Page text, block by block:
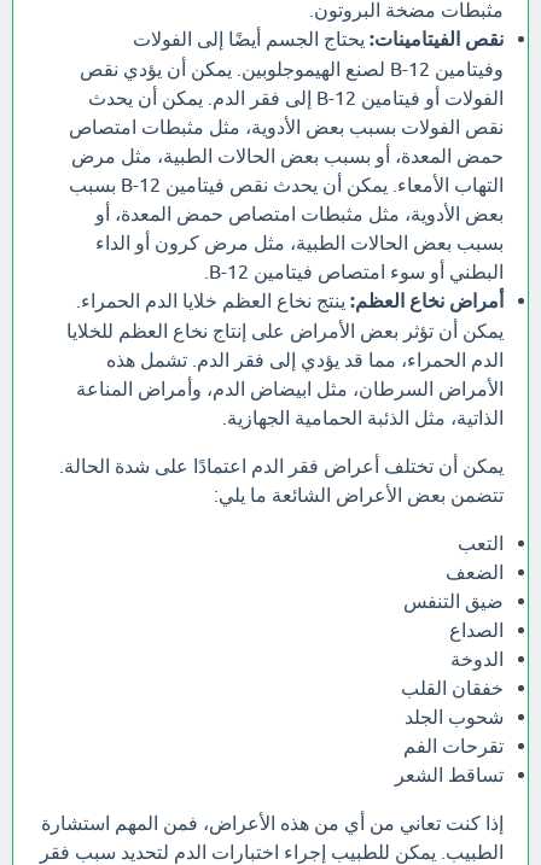
مثبطات مضخة البروتون.
نقص الفيتامينات: يحتاج الجسم أيضًا إلى الفولات
وفيتامين B-12 لصنع الهيموجلوبين. يمكن أن يؤدي نقص
الفولات أو فيتامين B-12 إلى فقر الدم. يمكن أن يحدث
نقص الفولات بسبب بعض الأدوية، مثل مثبطات امتصاص
حمض المعدة، أو بسبب بعض الحالات الطبية، مثل مرض
التهاب الأمعاء. يمكن أن يحدث نقص فيتامين B-12 بسبب
بعض الأدوية، مثل مثبطات امتصاص حمض المعدة، أو
بسبب بعض الحالات الطبية، مثل مرض كرون أو الداء
البطني أو سوء امتصاص فيتامين B-12.
أمراض نخاع العظم: ينتج نخاع العظم خلايا الدم الحمراء.
يمكن أن تؤثر بعض الأمراض على إنتاج نخاع العظم للخلايا
الدم الحمراء، مما قد يؤدي إلى فقر الدم. تشمل هذه
الأمراض السرطان، مثل ابيضاض الدم، وأمراض المناعة
الذاتية، مثل الذئبة الحمامية الجهازية.
يمكن أن تختلف أعراض فقر الدم اعتمادًا على شدة الحالة.
تتضمن بعض الأعراض الشائعة ما يلي:
التعب
الضعف
ضيق التنفس
الصداع
الدوخة
خفقان القلب
شحوب الجلد
تقرحات الفم
تساقط الشعر
إذا كنت تعاني من أي من هذه الأعراض، فمن المهم استشارة
الطبيب. يمكن للطبيب إجراء اختبارات الدم لتحديد سبب فقر